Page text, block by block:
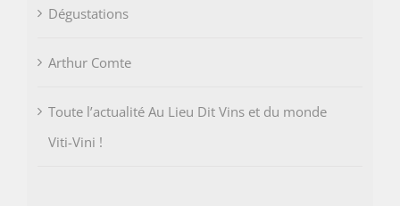
Dégustations
Arthur Comte
Toute l’actualité Au Lieu Dit Vins et du monde
Viti-Vini !